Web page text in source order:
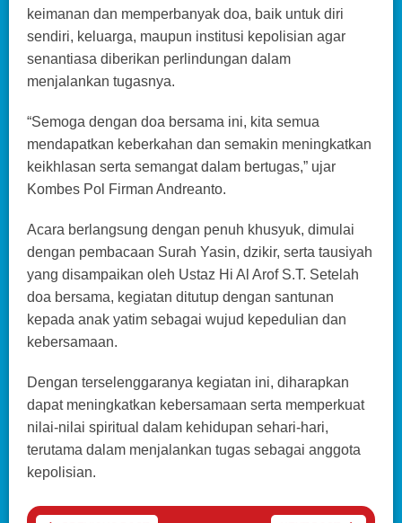
keimanan dan memperbanyak doa, baik untuk diri
sendiri, keluarga, maupun institusi kepolisian agar
senantiasa diberikan perlindungan dalam
menjalankan tugasnya.
“Semoga dengan doa bersama ini, kita semua
mendapatkan keberkahan dan semakin meningkatkan
keikhlasan serta semangat dalam bertugas,” ujar
Kombes Pol Firman Andreanto.
Acara berlangsung dengan penuh khusyuk, dimulai
dengan pembacaan Surah Yasin, dzikir, serta tausiyah
yang disampaikan oleh Ustaz Hi Al Arof S.T. Setelah
doa bersama, kegiatan ditutup dengan santunan
kepada anak yatim sebagai wujud kepedulian dan
kebersamaan.
Dengan terselenggaranya kegiatan ini, diharapkan
dapat meningkatkan kebersamaan serta memperkuat
nilai-nilai spiritual dalam kehidupan sehari-hari,
terutama dalam menjalankan tugas sebagai anggota
kepolisian.